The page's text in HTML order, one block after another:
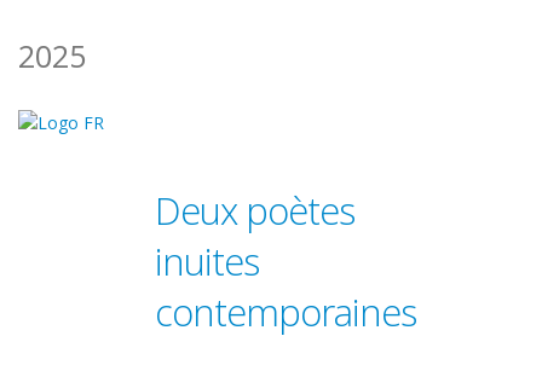
2025
Deux poètes
inuites
contemporaines